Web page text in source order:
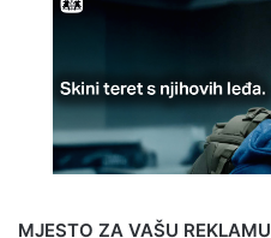
MJESTO ZA VAŠU REKLAMU